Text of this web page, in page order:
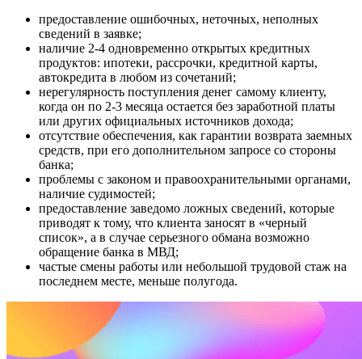
предоставление ошибочных, неточных, неполных
сведений в заявке;
наличие 2-4 одновременно открытых кредитных
продуктов: ипотеки, рассрочки, кредитной карты,
автокредита в любом из сочетаний;
нерегулярность поступления денег самому клиенту,
когда он по 2-3 месяца остается без заработной платы
или других официальных источников дохода;
отсутствие обеспечения, как гарантии возврата заемных
средств, при его дополнительном запросе со стороны
банка;
проблемы с законом и правоохранительными органами,
наличие судимостей;
предоставление заведомо ложных сведений, которые
приводят к тому, что клиента заносят в «черный
список», а в случае серьезного обмана возможно
обращение банка в МВД;
частые смены работы или небольшой трудовой стаж на
последнем месте, меньше полугода.